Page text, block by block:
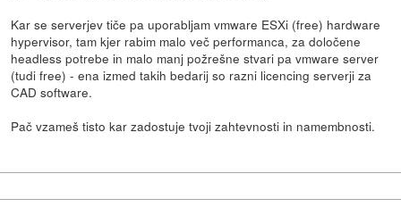
Kar se serverjev tiče pa uporabljam vmware ESXi (free) hardware
hypervisor, tam kjer rabim malo več performanca, za določene
headless potrebe in malo manj požrešne stvari pa vmware server
(tudi free) - ena izmed takih bedarij so razni licencing serverji za
CAD software.
Pač vzameš tisto kar zadostuje tvoji zahtevnosti in namembnosti.